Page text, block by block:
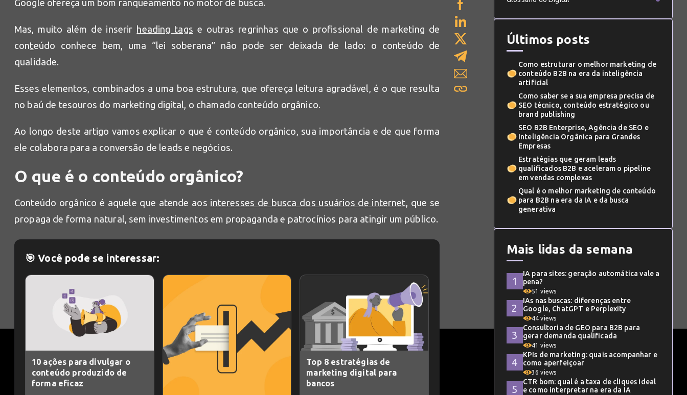
Google ofereça um bom ranqueamento no motor de busca.
Mas, muito além de inserir heading tags e outras regrinhas que o profissional de marketing de
conteúdo conhece bem, uma “lei soberana” não pode ser deixada de lado: o conteúdo de
qualidade.
Esses elementos, combinados a uma boa estrutura, que ofereça leitura agradável, é o que resulta
no baú de tesouros do marketing digital, o chamado conteúdo orgânico.
Ao longo deste artigo vamos explicar o que é conteúdo orgânico, sua importância e de que forma
ele colabora para a conversão de leads e negócios.
O que é o conteúdo orgânico?
Conteúdo orgânico é aquele que atende aos interesses de busca dos usuários de internet , que se
propaga de forma natural, sem investimentos em propaganda e patrocínios para atingir um público.
🎯 Você pode se interessar:
10 ações para divulgar o
conteúdo produzido de
forma eficaz
Top 8 estratégias de
marketing digital para
bancos
Últimos posts
Como estruturar o melhor marketing de
conteúdo B2B na era da inteligência
artificial
Como saber se a sua empresa precisa de
SEO técnico, conteúdo estratégico ou
brand publishing
SEO B2B Enterprise, Agência de SEO e
Inteligência Orgânica para Grandes
Empresas
Estratégias que geram leads
qualificados B2B e aceleram o pipeline
em vendas complexas
Qual é o melhor marketing de conteúdo
para B2B na era da IA e da busca
generativa
Mais lidas da semana
IA para sites: geração automática vale a
pena?
51 views
IAs nas buscas: diferenças entre
Google, ChatGPT e Perplexity
44 views
Consultoria de GEO para B2B para
gerar demanda qualificada
41 views
KPIs de marketing: quais acompanhar e
como aperfeiçoar
36 views
CTR bom: qual é a taxa de cliques ideal
e como interpretar na era da IA